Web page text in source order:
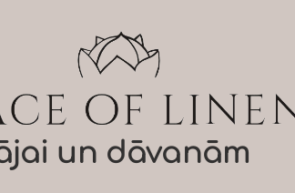
un dāvanām